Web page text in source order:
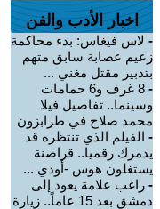
اخبار الأدب والفن
- لاس فيغاس: بدء محاكمة
زعيم عصابة سابق متهم
بتدبير مقتل مغني ...
-
8 غرف و6 حمامات
وسينما.. تفاصيل فيلا
محمد صلاح في طرابزون
- الفيلم الذي تنتظره قد
يدمرك رقميا.. قراصنة
يستغلون هوس -أودي ...
- راغب علامة يعود إلى
دمشق بعد 15 عاماً.. زيارة